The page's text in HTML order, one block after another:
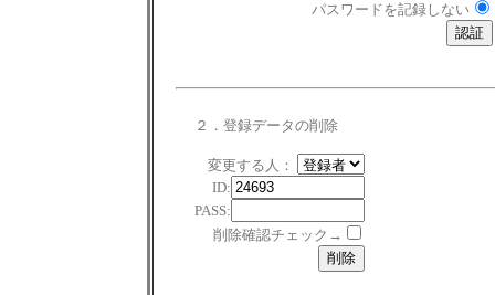
パスワードを記録しない
２．登録データの削除
変更する人：
ID:
PASS:
削除確認チェック→